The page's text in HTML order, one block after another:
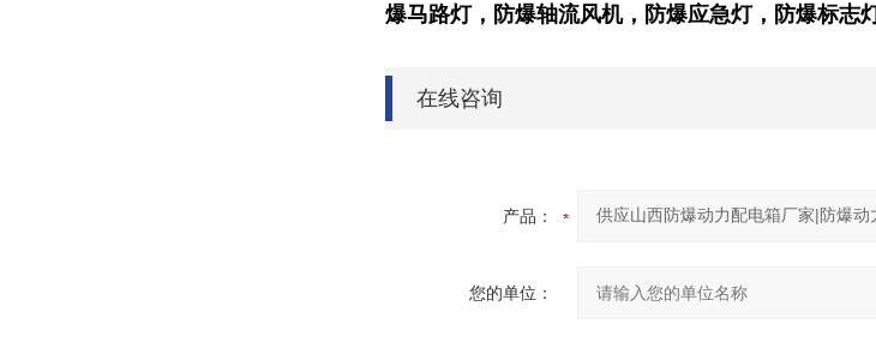
爆马路灯， 防爆轴流风机，防爆应急灯，防爆标志
在线咨询
产品：
您的单位：